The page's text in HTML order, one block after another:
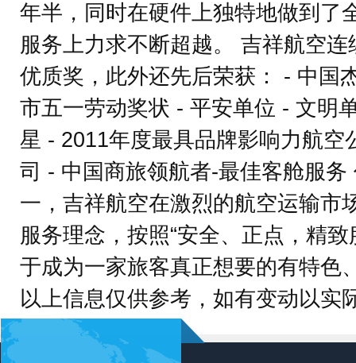
年半，同时在硬件上独特地做到了
服务上力求不断超越。 吉祥航空
优质奖，此外还先后荣获： - 中国
市五一劳动奖状 - 平安单位 - 文明
星 - 2011年度最具品牌影响力航
司 - 中国商旅领航者-最佳客舱服
一，吉祥航空在激烈的航空运输市
服务理念，按照“安全、正点，精
于成为一家旅客真正想要的有特色
以上信息仅供参考，如有变动以实